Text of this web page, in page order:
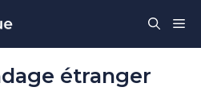
étranger